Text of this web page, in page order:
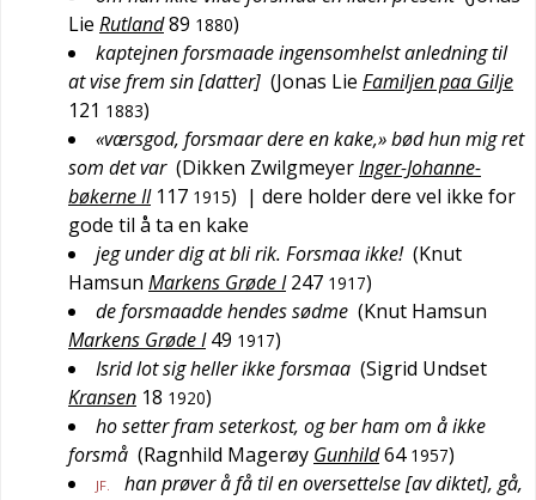
Lie Rutland89 1880)
kaptejnen forsmaade ingensomhelst anledning til
at vise frem sin [datter] (Jonas Lie Familjen paa Gilje
121 1883)
«værsgod, forsmaar dere en kake,» bød hun mig ret
som det var (Dikken ZwilgmeyerInger-Johanne-
bøkerne II 117 1915) | dere holder dere vel ikke for
gode til å ta en kake
jeg under dig at bli rik. Forsmaa ikke! (Knut
Hamsun Markens Grøde I 247 1917)
de forsmaadde hendes sødme (Knut Hamsun
Markens Grøde I 49 1917)
Isrid lot sig heller ikke forsmaa (Sigrid Undset
Kransen 18 1920)
ho setter fram seterkost, og ber ham om å ikke
forsmå (Ragnhild Magerøy Gunhild64 1957)
JF.
han prøver å få til en oversettelse [av diktet], gå,